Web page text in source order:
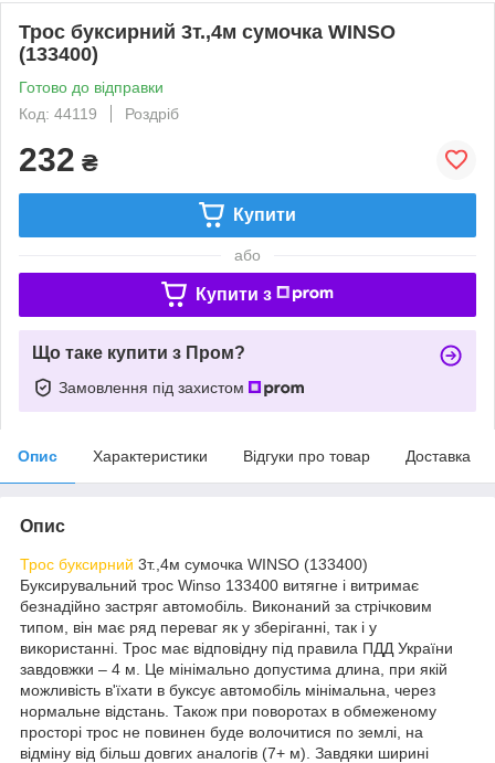
Трос буксирний 3т.,4м сумочка WINSO
(133400)
Готово до відправки
Код: 44119
Роздріб
232 ₴
Купити
або
Купити з
Що таке купити з Пром?
Замовлення під захистом
Опис Характеристики Відгуки про товар Доставка
Опис
Трос буксирний 3т.,4м сумочка WINSO (133400)
Буксирувальний трос Winso 133400 витягне і витримає
безнадійно застряг автомобіль. Виконаний за стрічковим
типом, він має ряд переваг як у зберіганні, так і у
використанні. Трос має відповідну під правила ПДД України
завдовжки – 4 м. Це мінімально допустима длина, при якій
можливість в'їхати в буксує автомобіль мінімальна, через
нормальне відстань. Також при поворотах в обмеженому
просторі трос не повинен буде волочитися по землі, на
відміну від більш довгих аналогів (7+ м). Завдяки ширині